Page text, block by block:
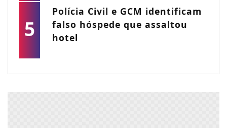
5
Polícia Civil e GCM identificam
falso hóspede que assaltou
hotel